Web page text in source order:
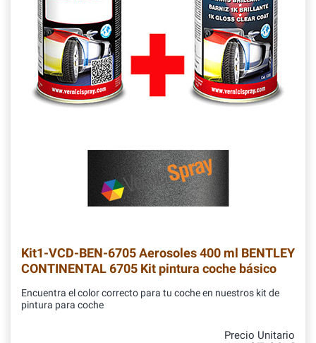
Kit1-VCD-BEN-6705Aerosoles 400 ml BENTLEY
CONTINENTAL 6705 Kit pintura coche básico
Encuentra el color correcto para tu coche en nuestros kit de
pintura para coche
Precio Unitario